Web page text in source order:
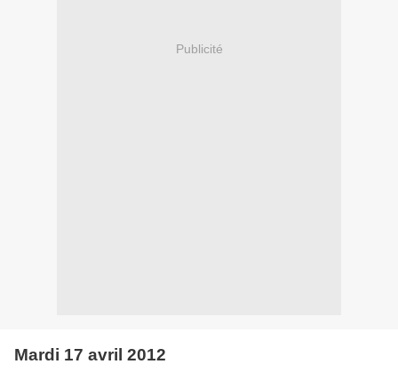
Publicité
Mardi 17 avril 2012